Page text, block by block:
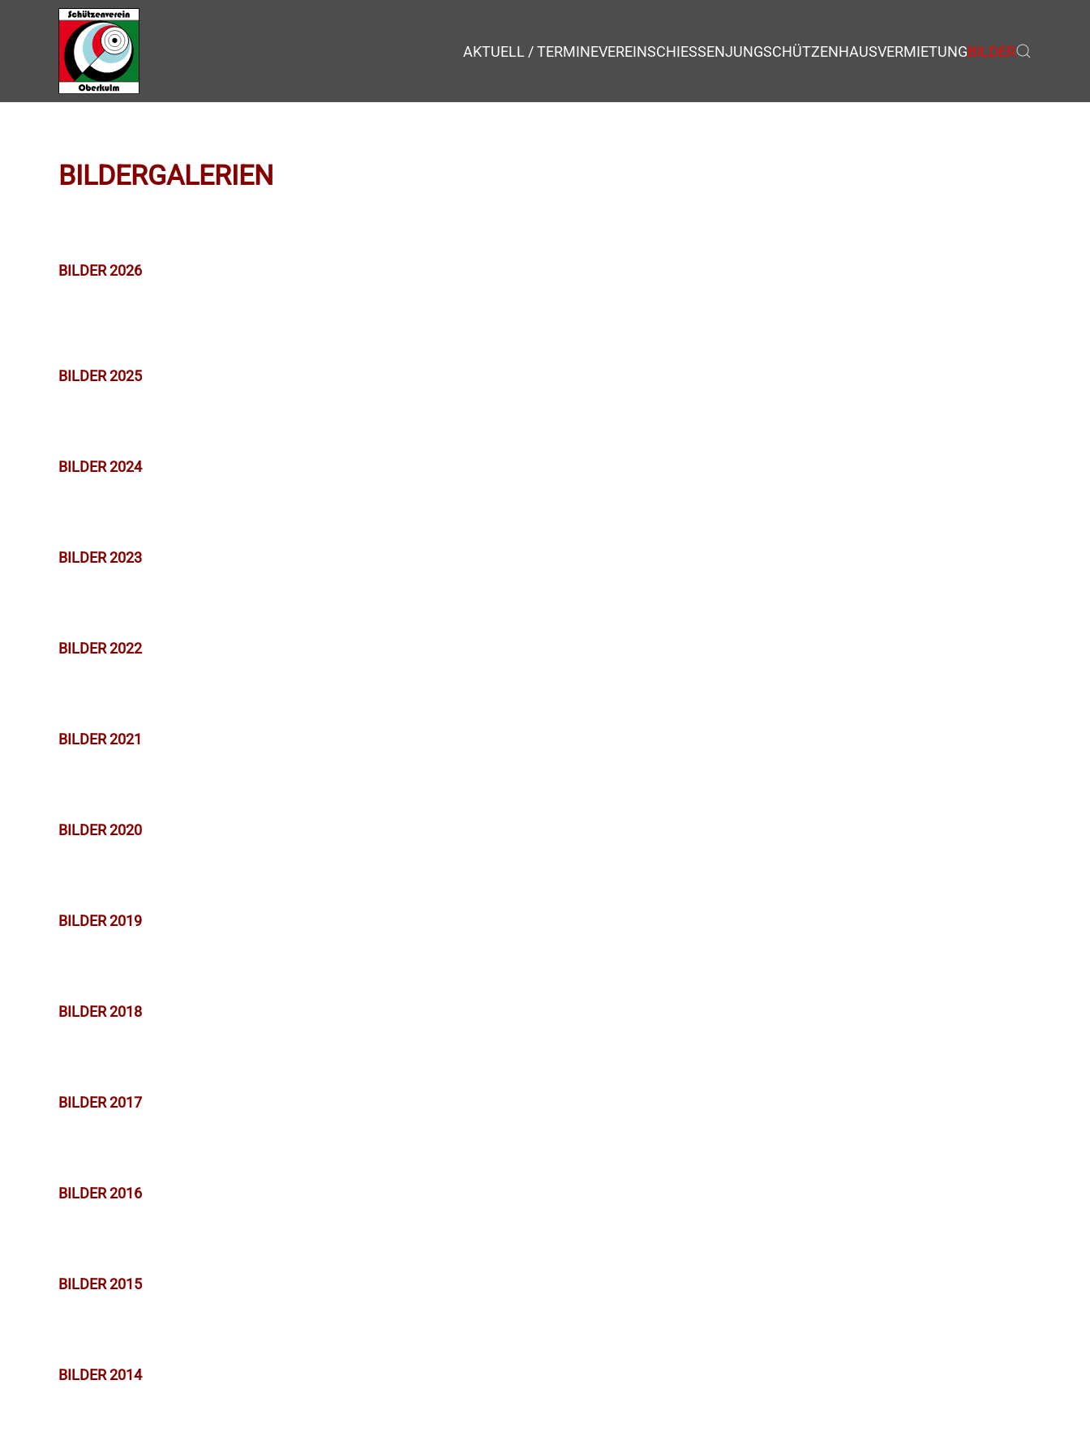
Zum Hauptinhalt springen AKTUELL / TERMINEVEREINSCHIESSENJUNGSCHÜTZENHAUSVERMIETUNGBILDER
BILDERGALERIEN
BILDER 2026
BILDER 2025
BILDER 2024
BILDER 2023
BILDER 2022
BILDER 2021
BILDER 2020
BILDER 2019
BILDER 2018
BILDER 2017
BILDER 2016
BILDER 2015
BILDER 2014